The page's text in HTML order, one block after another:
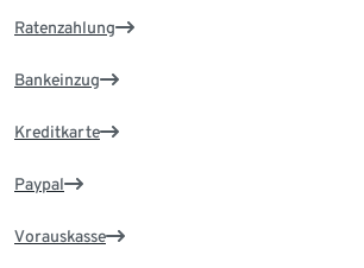
Ratenzahlung
Bankeinzug
Kreditkarte
Paypal
Vorauskasse